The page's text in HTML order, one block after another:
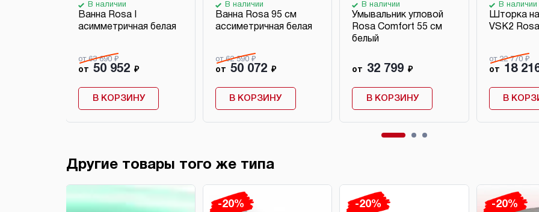
В наличии
Ванна Rosa I
асимметричная белая
от 63 690 ₽
от 50 952 ₽
В КОРЗИНУ
В наличии
Ванна Rosa 95 см
ассиметричная белая
от 62 590 ₽
от 50 072 ₽
В КОРЗИНУ
В наличии
Умывальник угловой
Rosa Comfort 55 см
белый
от 32 799 ₽
В КОРЗИНУ
В наличии
Шторка на
VSK2 Rosa
от 22 770 ₽
от 18
В
Другие товары того же типа
-20% -20% -20%